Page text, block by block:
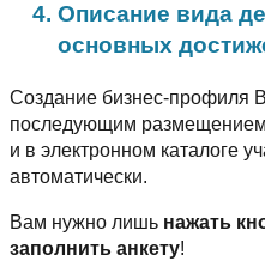
Описание вида
основных
Создание бизнес-профиля
последующим
и в электронном каталоге
автоматически.
Вам нужно лишь нажать
заполнить анкету!